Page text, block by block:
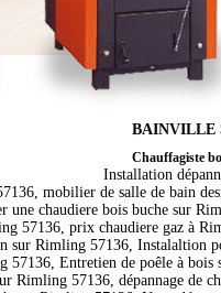
BAINVILLE
Chauffagiste
Installation
mobilier de salle de bain
une chaudiere bois buche sur
57136, prix chaudiere gaz à
sur Rimling 57136,
57136, Entretien de poêle à
Rimling 57136, dépannage de